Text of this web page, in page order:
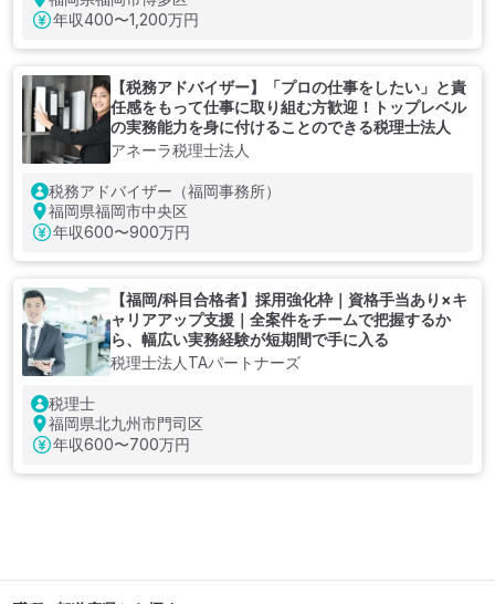
年収400〜1,200万円
【税務アドバイザー】「プロの仕事をしたい」と責
任感をもって仕事に取り組む方歓迎！トップレベル
の実務能力を身に付けることのできる税理士法人
アネーラ税理士法人
税務アドバイザー（福岡事務所）
福岡県福岡市中央区
年収600〜900万円
【福岡/科目合格者】採用強化枠｜資格手当あり×キ
ャリアアップ支援｜全案件をチームで把握するか
ら、幅広い実務経験が短期間で手に入る
税理士法人TAパートナーズ
税理士
福岡県北九州市門司区
年収600〜700万円